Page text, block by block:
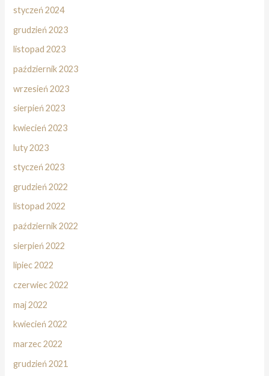
styczeń 2024
grudzień 2023
listopad 2023
październik 2023
wrzesień 2023
sierpień 2023
kwiecień 2023
luty 2023
styczeń 2023
grudzień 2022
listopad 2022
październik 2022
sierpień 2022
lipiec 2022
czerwiec 2022
maj 2022
kwiecień 2022
marzec 2022
grudzień 2021